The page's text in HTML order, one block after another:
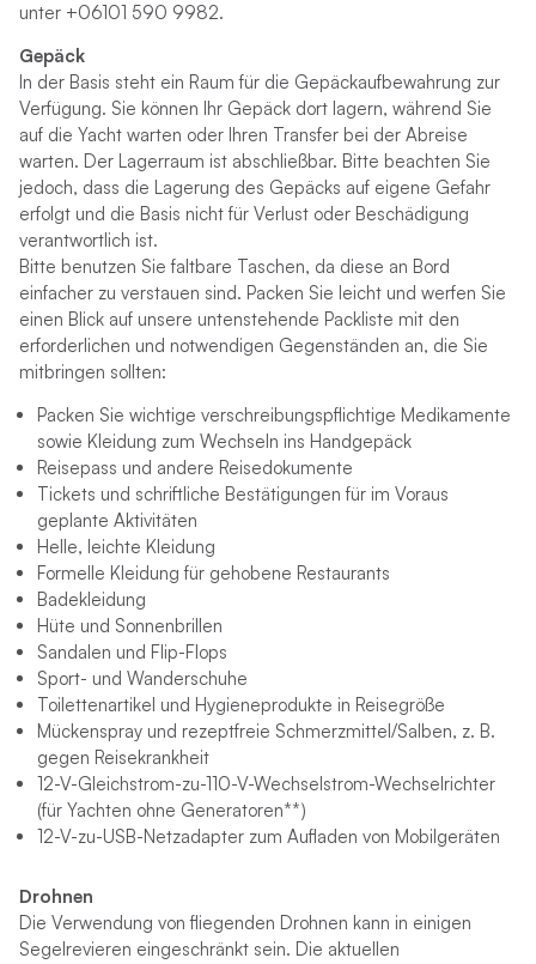
unter +06101 590 9982.
Gepäck
In der Basis steht ein Raum für die Gepäckaufbewahrung zur
Verfügung. Sie können Ihr Gepäck dort lagern, während Sie
auf die Yacht warten oder Ihren Transfer bei der Abreise
warten. Der Lagerraum ist abschließbar. Bitte beachten Sie
jedoch, dass die Lagerung des Gepäcks auf eigene Gefahr
erfolgt und die Basis nicht für Verlust oder Beschädigung
verantwortlich ist.
Bitte benutzen Sie faltbare Taschen, da diese an Bord
einfacher zu verstauen sind. Packen Sie leicht und werfen Sie
einen Blick auf unsere untenstehende Packliste mit den
erforderlichen und notwendigen Gegenständen an, die Sie
mitbringen sollten:
Packen Sie wichtige verschreibungspflichtige Medikamente
sowie Kleidung zum Wechseln ins Handgepäck
Reisepass und andere Reisedokumente
Tickets und schriftliche Bestätigungen für im Voraus
geplante Aktivitäten
Helle, leichte Kleidung
Formelle Kleidung für gehobene Restaurants
Badekleidung
Hüte und Sonnenbrillen
Sandalen und Flip-Flops
Sport- und Wanderschuhe
Toilettenartikel und Hygieneprodukte in Reisegröße
Mückenspray und rezeptfreie Schmerzmittel/Salben, z. B.
gegen Reisekrankheit
12-V-Gleichstrom-zu-110-V-Wechselstrom-Wechselrichter
(für Yachten ohne Generatoren**)
12-V-zu-USB-Netzadapter zum Aufladen von Mobilgeräten
Drohnen
Die Verwendung von fliegenden Drohnen kann in einigen
Segelrevieren eingeschränkt sein. Die aktuellen